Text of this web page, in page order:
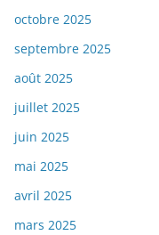
octobre 2025
septembre 2025
août 2025
juillet 2025
juin 2025
mai 2025
avril 2025
mars 2025